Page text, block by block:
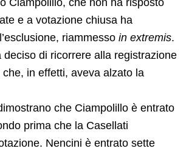
e a votazione chiusa ha
riammesso in extremis.
deciso di ricorrere alla registrazione
in effetti, aveva alzato la
che Ciampolillo è entrato
prima che la Casellati
Nencini è entrato sette